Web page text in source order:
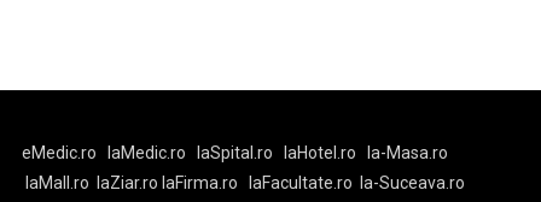
eMedic.ro laMedic.ro laSpital.ro laHotel.ro
la-Masa.ro
laMall.ro
laZiar.ro laFirma.ro laFacultate.ro
la-Suceava.ro